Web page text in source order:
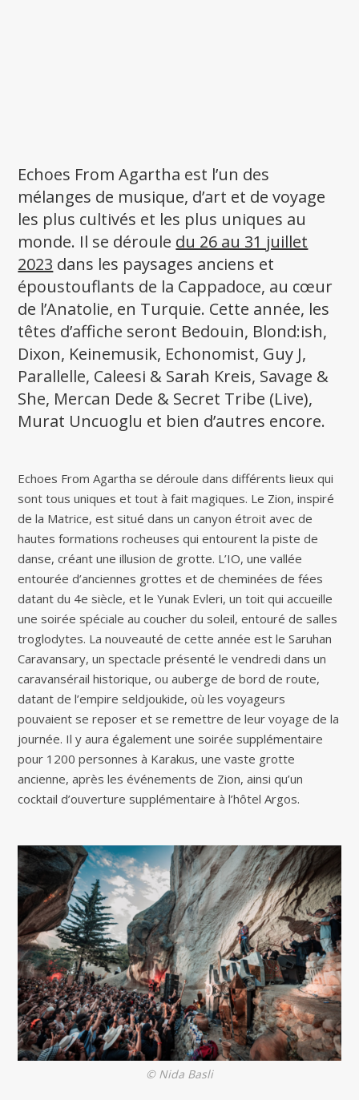
Echoes From Agartha est l’un des
mélanges de musique, d’art et de voyage
les plus cultivés et les plus uniques au
monde. Il se déroule du 26 au 31 juillet
2023 dans les paysages anciens et
époustouflants de la Cappadoce, au cœur
de l’Anatolie, en Turquie. Cette année, les
têtes d’affiche seront Bedouin, Blond:ish,
Dixon, Keinemusik, Echonomist, Guy J,
Parallelle, Caleesi & Sarah Kreis, Savage &
She, Mercan Dede & Secret Tribe (Live),
Murat Uncuoglu et bien d’autres encore.
Echoes From Agartha se déroule dans différents lieux qui
sont tous uniques et tout à fait magiques. Le Zion, inspiré
de la Matrice, est situé dans un canyon étroit avec de
hautes formations rocheuses qui entourent la piste de
danse, créant une illusion de grotte. L’IO, une vallée
entourée d’anciennes grottes et de cheminées de fées
datant du 4e siècle, et le Yunak Evleri, un toit qui accueille
une soirée spéciale au coucher du soleil, entouré de salles
troglodytes. La nouveauté de cette année est le Saruhan
Caravansary, un spectacle présenté le vendredi dans un
caravansérail historique, ou auberge de bord de route,
datant de l’empire seldjoukide, où les voyageurs
pouvaient se reposer et se remettre de leur voyage de la
journée. Il y aura également une soirée supplémentaire
pour 1200 personnes à Karakus, une vaste grotte
ancienne, après les événements de Zion, ainsi qu’un
cocktail d’ouverture supplémentaire à l’hôtel Argos.
© Nida Basli